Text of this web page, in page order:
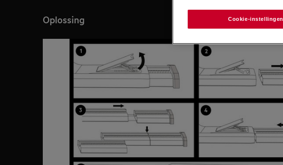
Oplossing Cookie-instellingen